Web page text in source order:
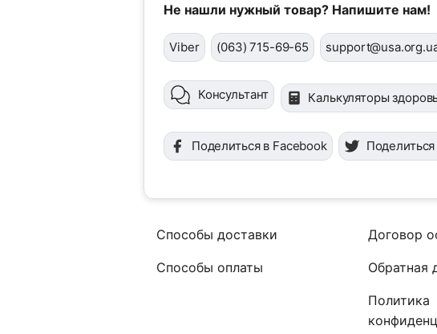
Не нашли нужный товар? Напишите нам!
Viber (063) 715-69-65
Консультант Калькуляторы
Поделиться в Facebook
Способы доставки
Способы оплаты
Договор
Обратная
Политика